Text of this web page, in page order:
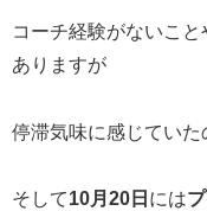
コーチ経験がないこ
ありますが
停滞気味に感じてい
そして10月20日 には